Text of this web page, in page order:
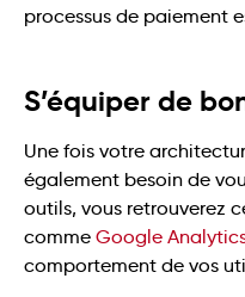
processus de paiement
S’équiper de
Une fois votre
également besoin de
outils, vous retrouverez
comme Google
comportement de vos